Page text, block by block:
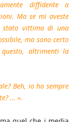
diffidente a
Ma se mi aveste
stato vittima di una
ma sono certo
altrimenti la
Beh, io ho sempre
… ».